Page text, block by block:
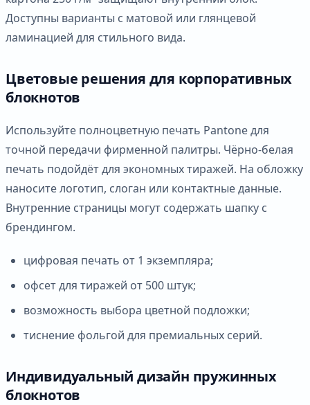
Доступны варианты с матовой или глянцевой
ламинацией для стильного вида.
Цветовые решения для корпоративных
блокнотов
Используйте полноцветную печать Pantone для
точной передачи фирменной палитры. Чёрно-белая
печать подойдёт для экономных тиражей. На обложку
наносите логотип, слоган или контактные данные.
Внутренние страницы могут содержать шапку с
брендингом.
цифровая печать от 1 экземпляра;
офсет для тиражей от 500 штук;
возможность выбора цветной подложки;
тиснение фольгой для премиальных серий.
Индивидуальный дизайн пружинных
блокнотов